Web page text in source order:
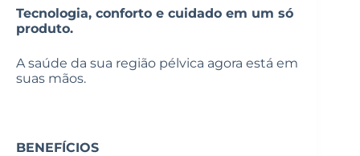
Tecnologia, conforto e cuidado em um só
produto.
A saúde da sua região pélvica agora está em
suas mãos.
BENEFÍCIOS